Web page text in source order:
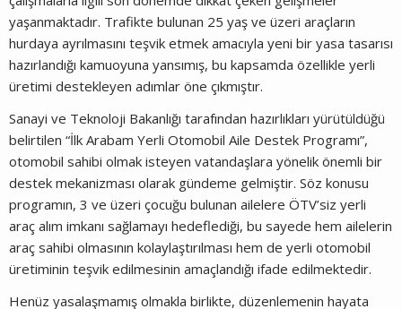
yaşanmaktadır. Trafikte bulunan 25 yaş ve üzeri araçların
hurdaya ayrılmasını teşvik etmek amacıyla yeni bir yasa tasarısı
hazırlandığı kamuoyuna yansımış, bu kapsamda özellikle yerli
üretimi destekleyen adımlar öne çıkmıştır.
Sanayi ve Teknoloji Bakanlığı tarafından hazırlıkları yürütüldüğü
belirtilen “İlk Arabam Yerli Otomobil Aile Destek Programı”,
otomobil sahibi olmak isteyen vatandaşlara yönelik önemli bir
destek mekanizması olarak gündeme gelmiştir. Söz konusu
programın, 3 ve üzeri çocuğu bulunan ailelere ÖTV’siz yerli
araç alım imkanı sağlamayı hedeflediği, bu sayede hem ailelerin
araç sahibi olmasının kolaylaştırılması hem de yerli otomobil
üretiminin teşvik edilmesinin amaçlandığı ifade edilmektedir.
Henüz yasalaşmamış olmakla birlikte, düzenlemenin hayata